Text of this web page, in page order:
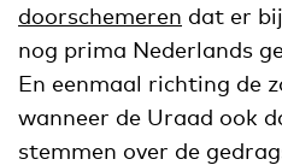
doorschemeren dat er
nog prima Nederlands
En eenmaal richting de
wanneer de Uraad ook
stemmen over de